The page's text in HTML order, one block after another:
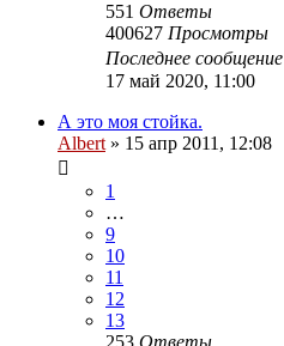
551 Ответы
400627 Просмотры
Последнее сообщение
17 май 2020, 11:00
А это моя стойка.
Albert » 15 апр 2011, 12:08
1
…
9
10
11
12
13
253 Ответы